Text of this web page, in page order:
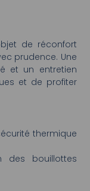
de réconfort
prudence. Une
et un entretien
et de profiter
thermique
des bouillottes